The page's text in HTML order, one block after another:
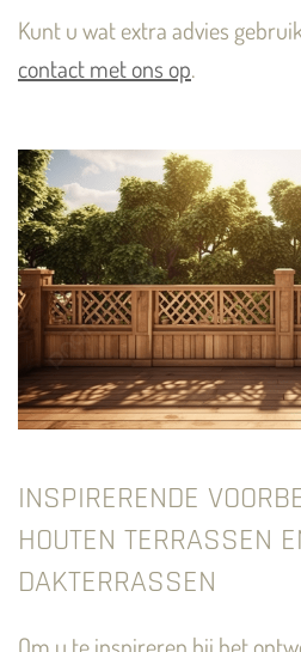
Kunt u wat extra advies
contact met ons op.
INSPIRERENDE
HOUTEN TERRASSEN
DAKTERRASSEN